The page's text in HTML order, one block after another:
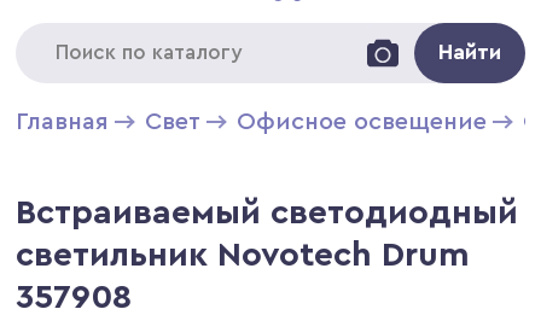
Найти
Главная Свет Офисное освещение
Встраиваемый светодиодный
светильник Novotech Drum
357908